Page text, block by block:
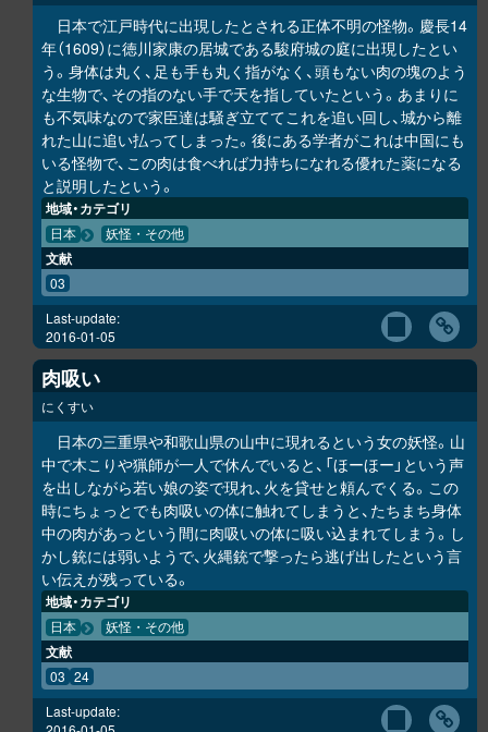
日本で江戸時代に出現したとされる正体不明の怪物。慶長14
年（1609）に徳川家康の居城である駿府城の庭に出現したとい
う。身体は丸く、足も手も丸く指がなく、頭もない肉の塊のよう
な生物で、その指のない手で天を指していたという。あまりに
も不気味なので家臣達は騒ぎ立ててこれを追い回し、城から離
れた山に追い払ってしまった。後にある学者がこれは中国にも
いる怪物で、この肉は食べれば力持ちになれる優れた薬になる
と説明したという。
地域・カテゴリ
日本 妖怪・その他
文献
03
Last-update:
2016-01-05
肉吸い
にくすい
日本の三重県や和歌山県の山中に現れるという女の妖怪。山
中で木こりや猟師が一人で休んでいると、「ほーほー」という声
を出しながら若い娘の姿で現れ、火を貸せと頼んでくる。この
時にちょっとでも肉吸いの体に触れてしまうと、たちまち身体
中の肉があっという間に肉吸いの体に吸い込まれてしまう。し
かし銃には弱いようで、火縄銃で撃ったら逃げ出したという言
い伝えが残っている。
地域・カテゴリ
日本 妖怪・その他
文献
03 24
Last-update: